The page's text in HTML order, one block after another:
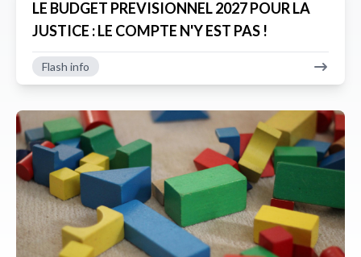
LE BUDGET PREVISIONNEL 2027 POUR LA
JUSTICE : LE COMPTE N'Y EST PAS !
Flash info